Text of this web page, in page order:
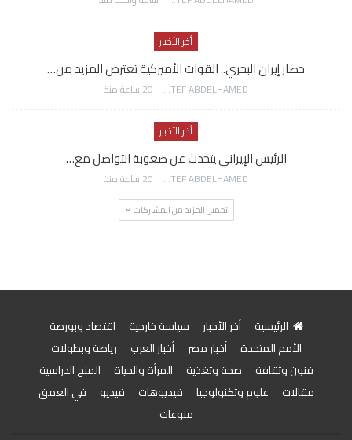
أخر الأخبار
حصار إيران البحري.. القوات الأميركية تعترض المزيد من…
AWATEF ABDELHAMED 20 ساعة منذ
أخر الأخبار
الرئيس الإيراني يتحدث عن صعوبة التواصل مع…
AWATEF ABDELHAMED 20 ساعة منذ
تحميل المزيد من المشاركات
الرئيسية أخر الأخبار سياسة خارجية
اقتصاد وبورصة
الأمم المتحدة
أخبار مصر أخبار العرب
رياضة وبطولات
فنون وثقافة
صحة وتغذية المرأة والحياة
المنح الدراسية
مقالات
علوم وتكنولوجيا فيديوهات فيديو
في العمق
منوعات